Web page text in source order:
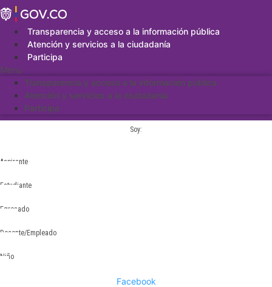
Saltar
al
contenidoTransparencia y acceso a la información pública
Atención y servicios a la ciudadanía
Participa
Menu
Transparencia y acceso a la información pública
Atención y servicios a la ciudadanía
Participa
Soy:
Aspirante
Estudiante
Egresado
Docente/Empleado
Niño
Facebook